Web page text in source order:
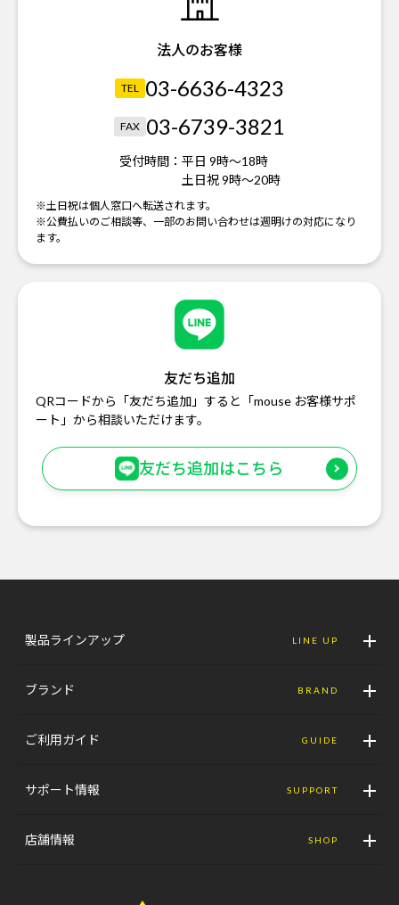
法人のお客様
TEL 03-6636-4323
FAX 03-6739-3821
受付時間： 平日 9時～18時
土日祝 9時～20時
※土日祝は個人窓口へ転送されます。
※公費払いのご相談等、一部のお問い合わせは週明けの対応になり
ます。
友だち追加
QRコードから「友だち追加」すると「mouse お客様サポ
ート」から相談いただけます。
友だち追加はこちら
製品ラインアップ LINE UP
ブランド BRAND
ご利用ガイド GUIDE
サポート情報 SUPPORT
店舗情報 SHOP